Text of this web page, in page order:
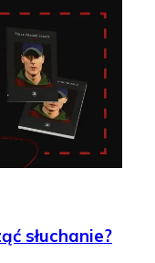
słuchanie?